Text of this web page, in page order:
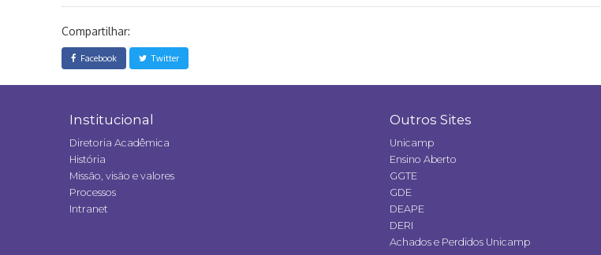
Compartilhar:
Facebook Twitter
Institucional
Diretoria Acadêmica
História
Missão, visão e valores
Processos
Intranet
Outros Sites
Unicamp
Ensino Aberto
GGTE
GDE
DEAPE
DERI
Achados e Perdidos Unicamp